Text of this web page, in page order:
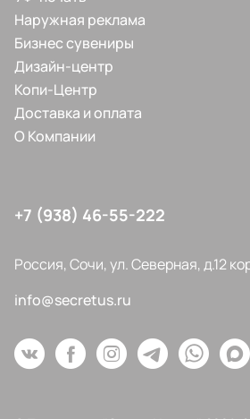
Наружная реклама
Бизнес сувениры
Дизайн-центр
Копи-Центр
Доставка и оплата
О Компании
+7 (938) 46-55-222
Россия, Сочи, ул. Северная, д.12
info@secretus.ru